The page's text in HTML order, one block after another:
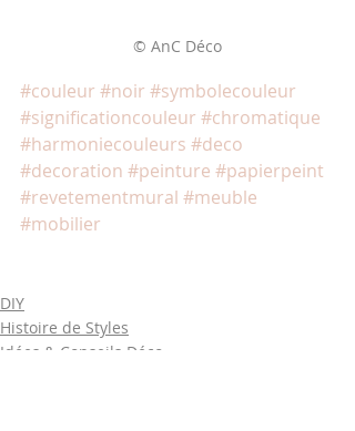
© AnC Déco
#couleur #noir #symbolecouleur
#significationcouleur #chromatique
#harmoniecouleurs #deco
#decoration #peinture #papierpeint
#revetementmural #meuble
#mobilier
DIY
Histoire de Styles
Idées & Conseils Déco